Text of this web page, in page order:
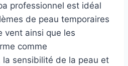
professionnel est idéal
de peau temporaires
vent ainsi que les
comme
la sensibilité de la peau et